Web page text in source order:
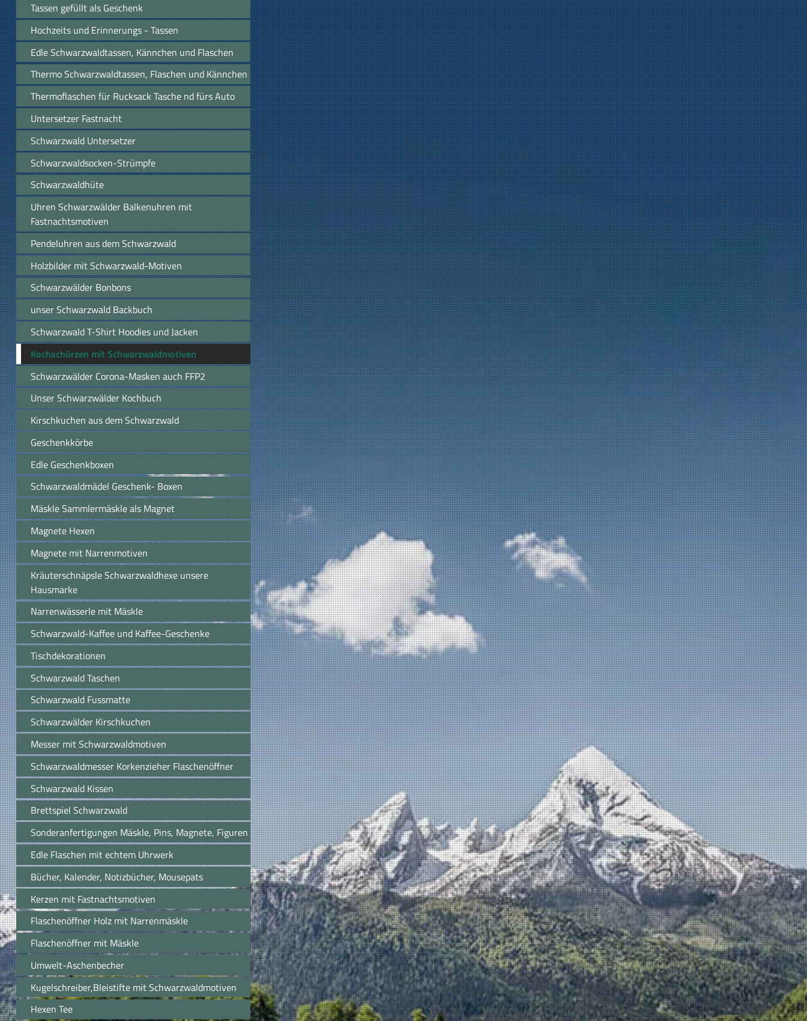
Tassen gefüllt als Geschenk
Hochzeits und Erinnerungs - Tassen
Edle Schwarzwaldtassen, Kännchen und Flaschen
Thermo Schwarzwaldtassen, Flaschen und Kännchen
Thermoflaschen für Rucksack Tasche nd fürs Auto
Untersetzer Fastnacht
Schwarzwald Untersetzer
Schwarzwaldsocken-Strümpfe
Schwarzwaldhüte
Uhren Schwarzwälder Balkenuhren mit
Fastnachtsmotiven
Pendeluhren aus dem Schwarzwald
Holzbilder mit Schwarzwald-Motiven
Schwarzwälder Bonbons
unser Schwarzwald Backbuch
Schwarzwald T-Shirt Hoodies und Jacken
Kochschürzen mit Schwarzwaldmotiven
Schwarzwälder Corona-Masken auch FFP2
Unser Schwarzwälder Kochbuch
Kirschkuchen aus dem Schwarzwald
Geschenkkörbe
Edle Geschenkboxen
Schwarzwaldmädel Geschenk- Boxen
Mäskle Sammlermäskle als Magnet
Magnete Hexen
Magnete mit Narrenmotiven
Kräuterschnäpsle Schwarzwaldhexe unsere
Hausmarke
Narrenwässerle mit Mäskle
Schwarzwald-Kaffee und Kaffee-Geschenke
Tischdekorationen
Schwarzwald Taschen
Schwarzwald Fussmatte
Schwarzwälder Kirschkuchen
Messer mit Schwarzwaldmotiven
Schwarzwaldmesser Korkenzieher Flaschenöffner
Schwarzwald Kissen
Brettspiel Schwarzwald
Sonderanfertigungen Mäskle, Pins, Magnete, Figuren
Edle Flaschen mit echtem Uhrwerk
Bücher, Kalender, Notizbücher, Mousepats
Kerzen mit Fastnachtsmotiven
Flaschenöffner Holz mit Narrenmäskle
Flaschenöffner mit Mäskle
Umwelt-Aschenbecher
Kugelschreiber,Bleistifte mit Schwarzwaldmotiven
Hexen Tee